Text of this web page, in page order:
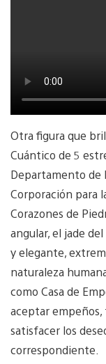
Otra figura que
Cuántico de 5
Departamento de
Corporación para
Corazones de
angular, el jade
y elegante,
naturaleza
como Casa de
aceptar
satisfacer los
correspondiente.